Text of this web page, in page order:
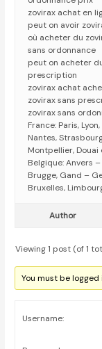
zovirax achat en
peut on avoir
où acheter du
sans ordonnance
peut on acheter
prescription
zovirax achat
zovirax sans
zovirax sans
France: Paris,
Nantes,
Montpellier, Douai
Belgique: Anvers
Brugge, Gand –
Bruxelles,
Author
Viewing 1 post (of 1
You must be
Username: